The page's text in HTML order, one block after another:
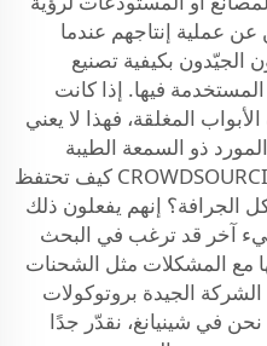
عملية إنتاجهم عندما
بكيفية تصنيع
المستخدمة فيها. إذا كانت
المغلقة، فهذا لا يعني
ذو السمعة الطيبة
عينات قبل الطلبات الكبيرة. CROWDSOURCING كيف تحتفظ
الجرافة؟ إنهم يفعلون ذلك
آخر قد ترغب في البحث
مع المشكلات مثل الشحنات
الجيدة بروتوكولات
في شينيانغ، نقدّر جدًا